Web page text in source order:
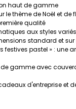
haut de gamme
le thème de Noël et de
qualité
aux styles variés
standard et sur
festives pastel » : une
gamme avec
d'entreprise et